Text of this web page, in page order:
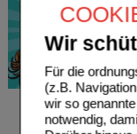
Wir
Für die
(z.B.
wir so
notwendig,